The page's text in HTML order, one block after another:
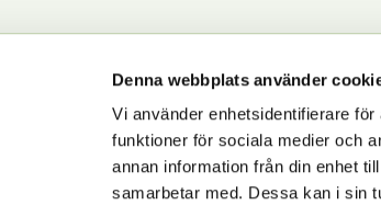
Denna webbplats använder
Vi använder enhetsidentifierare
funktioner för sociala medier och
annan information från din enhet
samarbetar med. Dessa kan i sin
Nyhetsbrev
Dina personuppgifter behandlas i